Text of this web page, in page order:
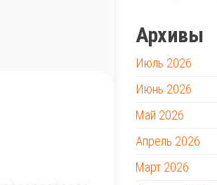
Архивы
Июль 2026
Июнь 2026
Май 2026
Апрель 2026
Март 2026